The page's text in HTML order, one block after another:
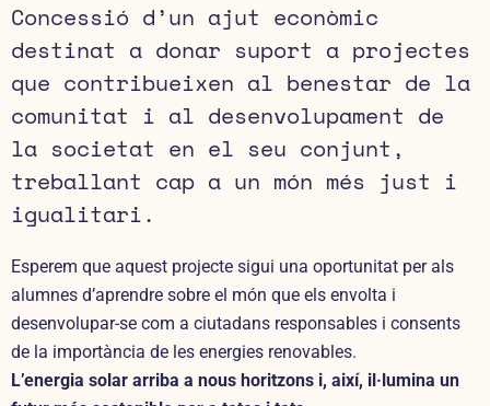
Concessió d’un ajut econòmic
destinat a donar suport a projectes
que contribueixen al benestar de la
comunitat i al desenvolupament de
la societat en el seu conjunt,
treballant cap a un món més just i
igualitari.
Esperem que aquest projecte sigui una oportunitat per als
alumnes d’aprendre sobre el món que els envolta i
desenvolupar-se com a ciutadans responsables i consents
de la importància de les energies renovables.
L’energia solar arriba a nous horitzons i, així, il·lumina un